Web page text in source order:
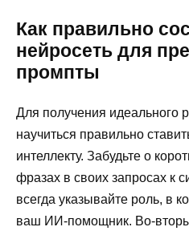
Как правильно
нейросеть для
промпты
Для получения идеального
научиться правильно
интеллекту. Забудьте о
фразах в своих запросах к
всегда указывайте роль, в
ваш ИИ-помощник. Во-